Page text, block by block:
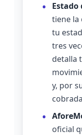
Estado
tiene la
tu
tres
detalla
y, por
oficial